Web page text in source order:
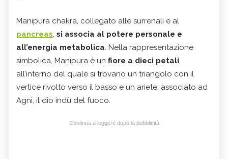
Manipura chakra, collegato alle surrenali e al
pancreas, si associa al potere personale e
all’energia metabolica. Nella rappresentazione
simbolica, Manipura è un fiore a dieci petali,
all’interno del quale si trovano un triangolo con il
vertice rivolto verso il basso e un ariete, associato ad
Agni, il dio indù del fuoco.
Continua a leggere dopo la pubblicità